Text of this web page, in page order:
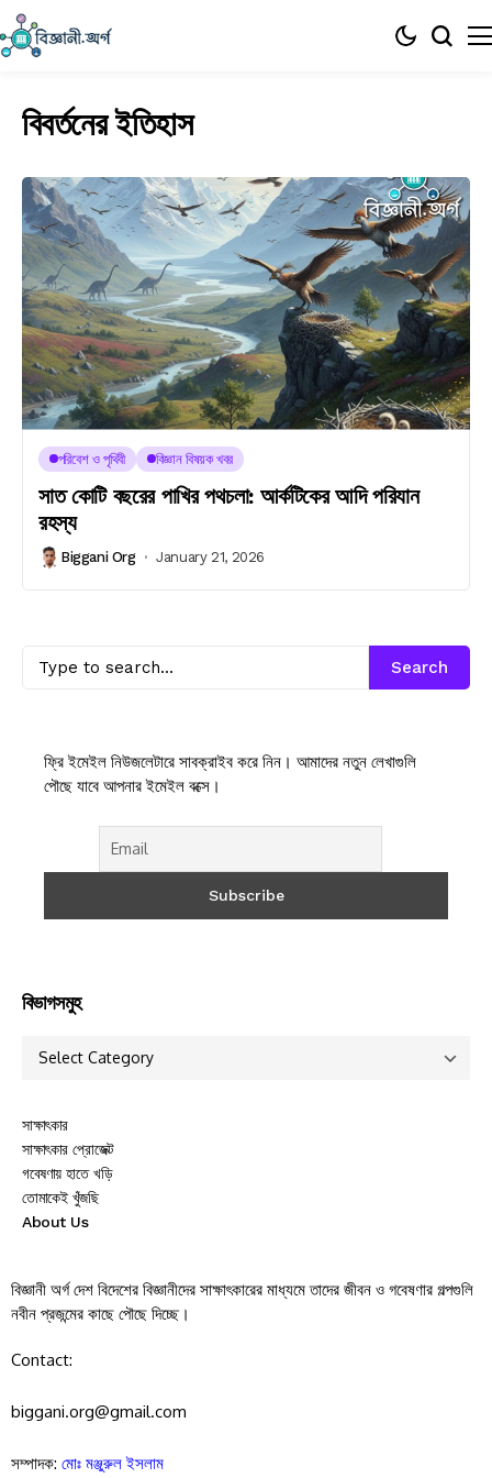
বিবর্তনের ইতিহাস
পরিবেশ ও পৃথিবী বিজ্ঞান বিষয়ক খবর
সাত কোটি বছরের পাখির পথচলা: আর্কটিকের আদি পরিযান
রহস্য
Biggani Org January 21, 2026
Search
ফ্রি ইমেইল নিউজলেটারে সাবক্রাইব করে নিন। আমাদের নতুন লেখাগুলি
পৌছে যাবে আপনার ইমেইল বক্সে।
বিভাগসমুহ
সাক্ষাৎকার
সাক্ষাৎকার প্রোজেক্ট
গবেষণায় হাতে খড়ি
তোমাকেই খুঁজছি
About Us
বিজ্ঞানী অর্গ দেশ বিদেশের বিজ্ঞানীদের সাক্ষাৎকারের মাধ্যমে তাদের জীবন ও গবেষণার গল্পগুলি
নবীন প্রজন্মের কাছে পৌছে দিচ্ছে।
Contact:
biggani.org@gmail.com
সম্পাদক: মোঃ মঞ্জুরুল ইসলাম